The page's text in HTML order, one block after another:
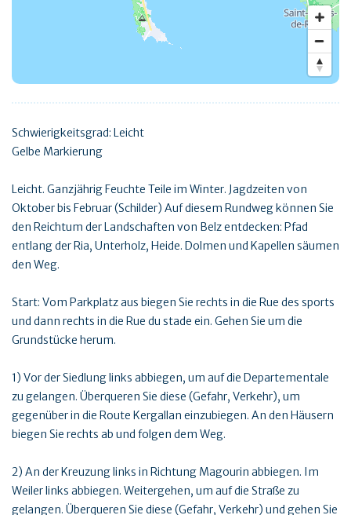
Schwierigkeitsgrad: Leicht
Gelbe Markierung
Leicht. Ganzjährig Feuchte Teile im Winter. Jagdzeiten von
Oktober bis Februar (Schilder) Auf diesem Rundweg können Sie
den Reichtum der Landschaften von Belz entdecken: Pfad
entlang der Ria, Unterholz, Heide. Dolmen und Kapellen säumen
den Weg.
Start: Vom Parkplatz aus biegen Sie rechts in die Rue des sports
und dann rechts in die Rue du stade ein. Gehen Sie um die
Grundstücke herum.
1) Vor der Siedlung links abbiegen, um auf die Departementale
zu gelangen. Überqueren Sie diese (Gefahr, Verkehr), um
gegenüber in die Route Kergallan einzubiegen. An den Häusern
biegen Sie rechts ab und folgen dem Weg.
2) An der Kreuzung links in Richtung Magourin abbiegen. Im
Weiler links abbiegen. Weitergehen, um auf die Straße zu
gelangen. Überqueren Sie diese (Gefahr, Verkehr) und gehen Sie